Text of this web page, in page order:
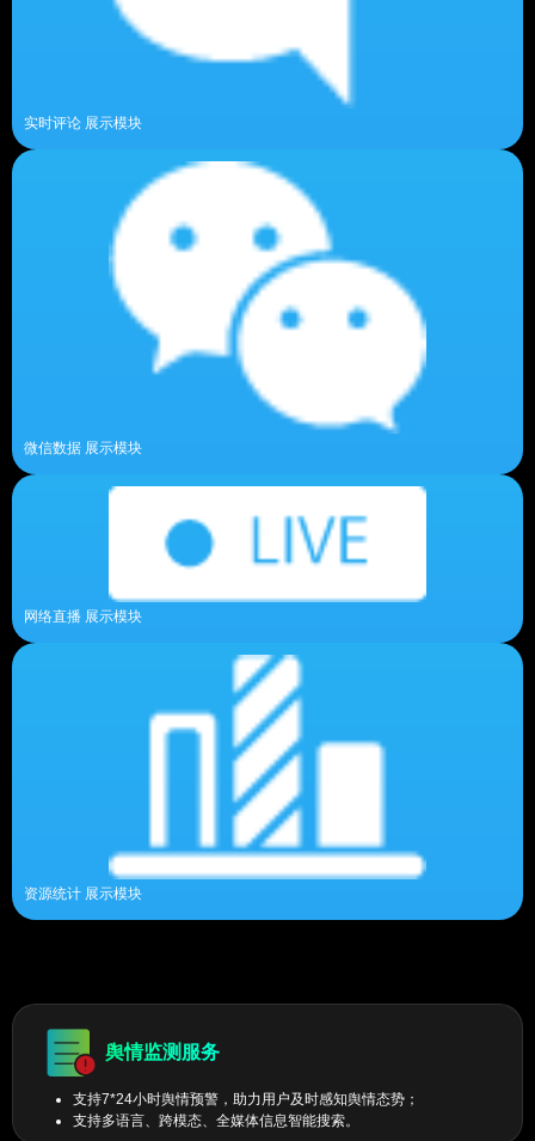
实时评论 展示模块
微信数据 展示模块
网络直播 展示模块
资源统计 展示模块
舆情监测服务
支持7*24小时舆情预警，助力用户及时感知舆情态势；
支持多语言、跨模态、全媒体信息智能搜索。